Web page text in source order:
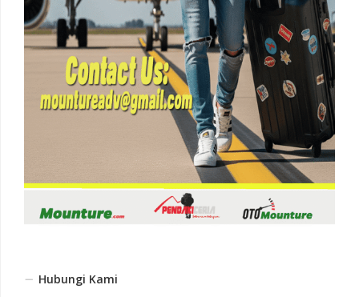
Hubungi Kami